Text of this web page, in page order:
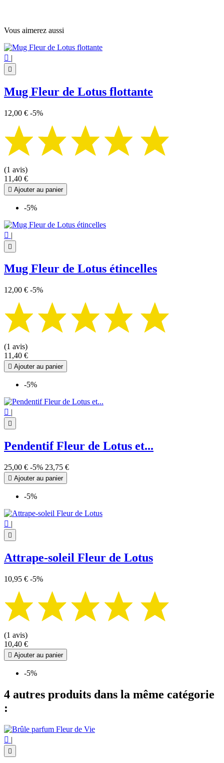
Vous aimerez aussi
 |

Mug Fleur de Lotus flottante
12,00 € -5%
(1 avis)
11,40 €
 Ajouter au panier
-5%
 |

Mug Fleur de Lotus étincelles
12,00 € -5%
(1 avis)
11,40 €
 Ajouter au panier
-5%
 |

Pendentif Fleur de Lotus et...
25,00 € -5% 23,75 €
 Ajouter au panier
-5%
 |

Attrape-soleil Fleur de Lotus
10,95 € -5%
(1 avis)
10,40 €
 Ajouter au panier
-5%
4 autres produits dans la même catégorie
:
 |
